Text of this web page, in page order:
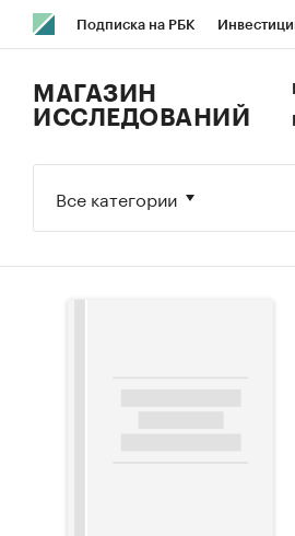
Подписка на РБК
Исследования Кредитные
МАГАЗИН
ИССЛЕДОВАНИЙ
Все категории